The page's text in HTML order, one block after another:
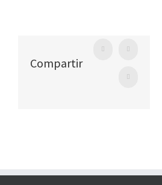
Compartir
Facebook Twitter
WhatsApp